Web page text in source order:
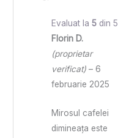
Evaluat la 5din 5
Florin D.
(proprietar
verificat) – 6
februarie 2025
Mirosul cafelei
dimineața este